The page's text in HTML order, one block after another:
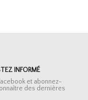
INFORMÉ
et abonnez-
des dernières